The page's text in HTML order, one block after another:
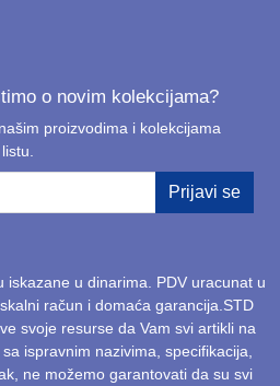
o novim kolekcijama?
proizvodima i kolekcijama
Prijavi se
iskazane u dinarima. PDV uracunat u
račun i domaća garancija.STD
svoje resurse da Vam svi artikli na
ispravnim nazivima, specifikacija,
ne možemo garantovati da su svi